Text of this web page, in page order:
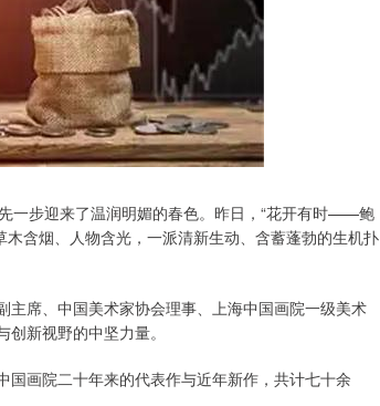
一步迎来了温润明媚的春色。昨日，“花开有时——鲍
含烟、人物含光，一派清新生动、含蓄蓬勃的生机扑
席、中国美术家协会理事、上海中国画院一级美术
新视野的中坚力量。
画院二十年来的代表作与近年新作，共计七十余